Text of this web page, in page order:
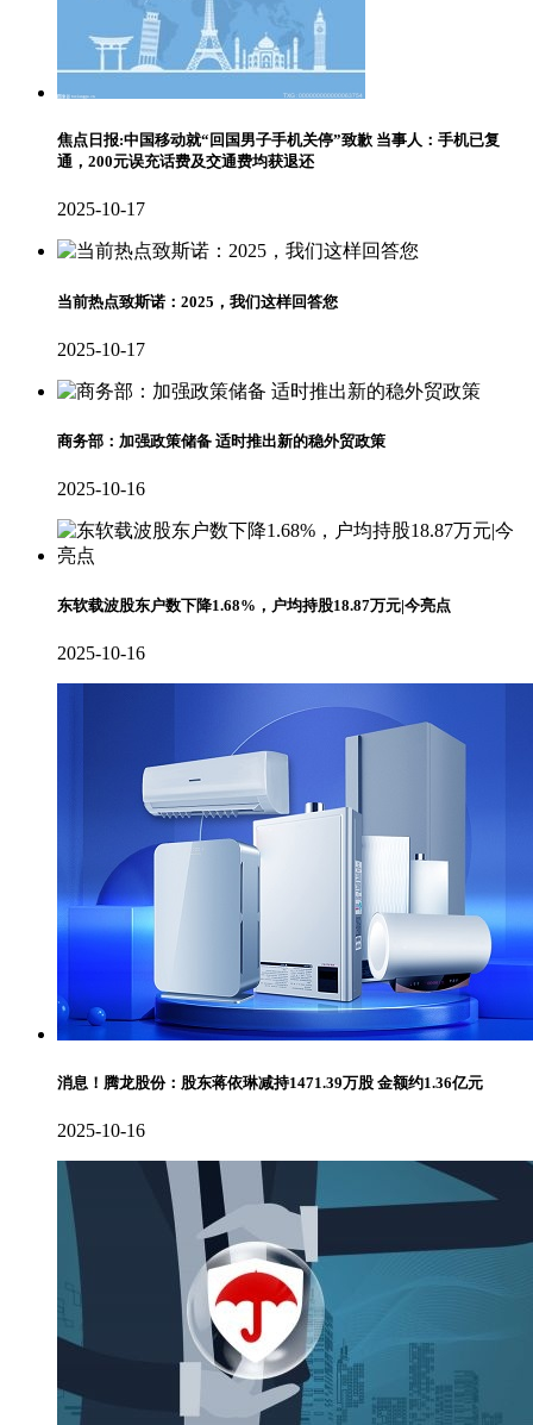
焦点日报:中国移动就“回国男子手机关停”致歉 当事人：手机已复
通，200元误充话费及交通费均获退还
2025-10-17
当前热点致斯诺：2025，我们这样回答您
2025-10-17
商务部：加强政策储备 适时推出新的稳外贸政策
2025-10-16
东软载波股东户数下降1.68%，户均持股18.87万元|今亮点
2025-10-16
消息！腾龙股份：股东蒋依琳减持1471.39万股 金额约1.36亿元
2025-10-16